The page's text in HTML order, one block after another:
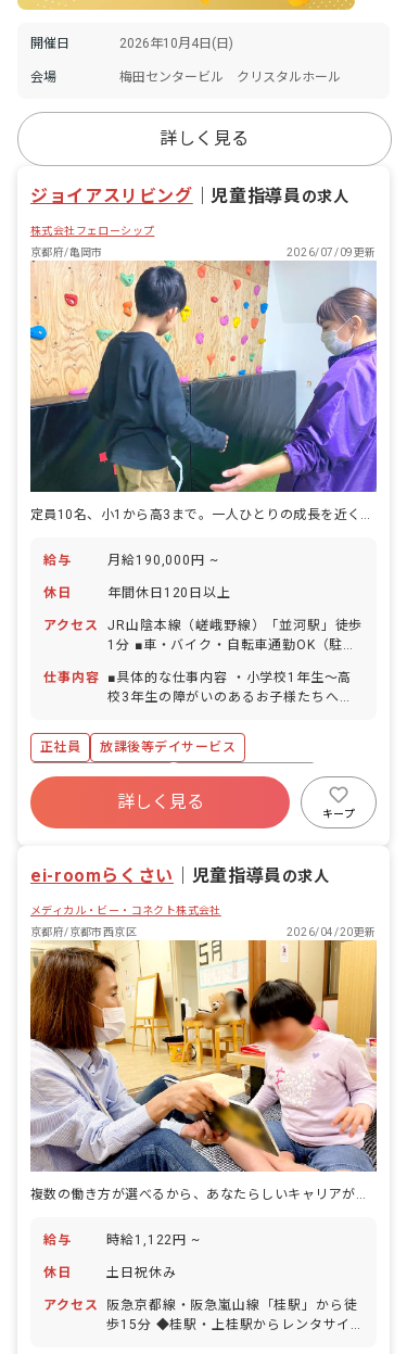
開催日 2026年10月4日(日)
会場 梅田センタービル クリスタルホール
詳しく見る
ジョイアスリビング ｜児童指導員の求人
株式会社フェローシップ
京都府/亀岡市
2026/07/09更新
定員10名、小1から高3まで。一人ひとりの成長を近くで見守れる放課後等デイサービスです。
給与 月給190,000円 ~
休日 年間休日120日以上
アクセス
JR山陰本線（嵯峨野線）「並河駅」徒歩
1分 ■車・バイク・自転車通勤OK（駐車
仕事内容
■具体的な仕事内容 ・小学校1年生～高
校3年生の障がいのあるお子様たちへの
などの送迎業務 ・個別支援計画に基づい
た、個別トレーニング・集団トレーニン
グ ・連絡帳記入 ・保護者対応 ■保育理
念 ジョイアスリビングは、素直で優しい
気持ちを持った子どもたちの「こころ」
を育てていきたいと考えています。 子ど
奇心を育て、可能性を広げる環境づく
就労という観点から社会生活に必要な日
常生活における基本的な動作や社会性を
身につけていけるよう療育支援を提供す
ると共に、安心して過ごせる時間を提供
していきます。
正社員
放課後等デイサービス
ボーナス・賞与あり
年間休日120日以上
社会保険完備
有給
残業少なめ
詳しく見る
キープ
ei-roomらくさい 児童指導員の求人
メディカル・ビー・コネクト株式会社
京都府/京都市西京区
2026/04/20更新
給与 時給1,122円 ~
休日 土日祝休み
アクセス
阪急京都線・阪急嵐山線「桂駅」から徒
歩15分 ◆桂駅・上桂駅からレンタサイ